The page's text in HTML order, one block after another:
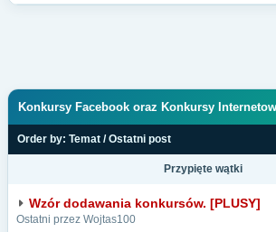
Konkursy Facebook oraz Konkursy
Order by: Temat /Ostatni post
Przypięte wątki
Wzór dodawania konkursów. [PLUSY]
Ostatni przez Wojtas100